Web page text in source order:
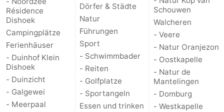
Résidence
Dishoek
Campingplätze
Ferienhäuser
- Duinhof Klein
Dishoek
- Duinzicht
- Galgewei
- Meerpaal
Dörfer & Städte
Natur
Führungen
Sport
- Schwimmbader
- Reiten
- Golfplatze
- Sportangeln
Essen und trinken
Schouwen
Walcheren
- Veere
- Natur Oranjezon
- Oostkapelle
- Natur de
Mantelingen
- Domburg
- Westkapelle